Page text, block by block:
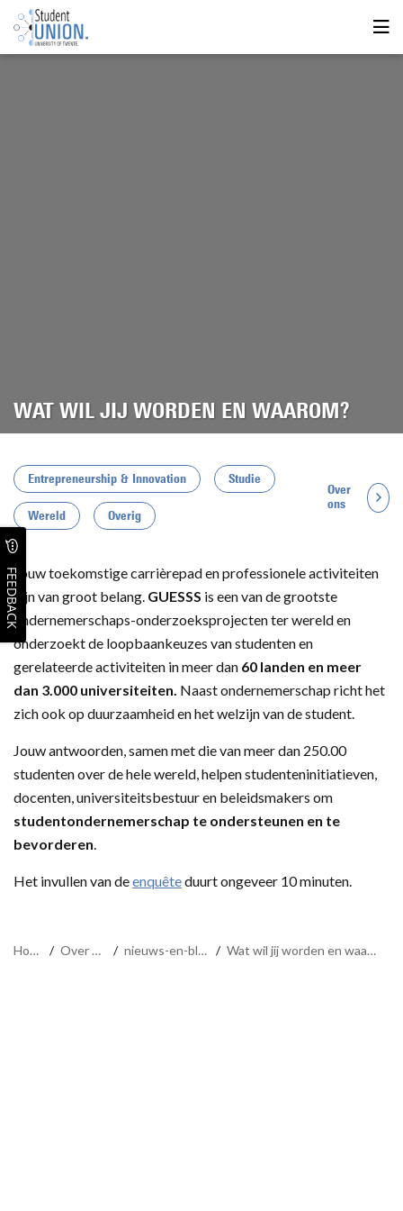
WAT WIL JIJ WORDEN EN WAAROM?
Entrepreneurship & Innovation Studie
Wereld Overig
Over
ons
Jouw toekomstige carrièrepad en professionele activiteiten
zijn van groot belang. GUESSS is een van de grootste
ondernemerschaps-onderzoeksprojecten ter wereld en
onderzoekt de loopbaankeuzes van studenten en
gerelateerde activiteiten in meer dan 60 landen en meer
dan 3.000 universiteiten. Naast ondernemerschap richt het
zich ook op duurzaamheid en het welzijn van de student.
Jouw antwoorden, samen met die van meer dan 250.00
studenten over de hele wereld, helpen studenteninitiatieven,
docenten, universiteitsbestuur en beleidsmakers om
studentondernemerschap te ondersteunen en te
bevorderen.
Het invullen van deenquêteduurt ongeveer 10 minuten.
Home / Over ons / nieuws-en-blogs / Wat wil jij worden en waarom?
FEEDBACK